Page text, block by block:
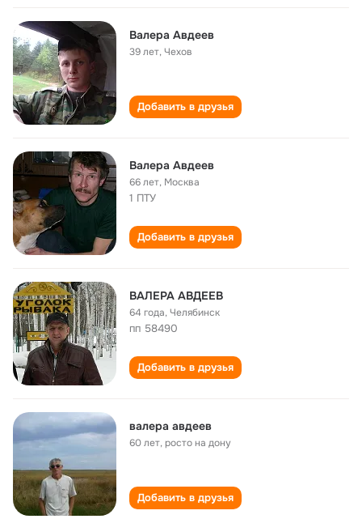
Валера Авдеев
39 лет,Чехов
Добавить в друзья
Валера Авдеев
66 лет, Москва
1 ПТУ
Добавить в друзья
ВАЛЕРА АВДЕЕВ
64 года,Челябинск
пп 58490
Добавить в друзья
валера авдеев
60 лет,росто на дону
Добавить в друзья